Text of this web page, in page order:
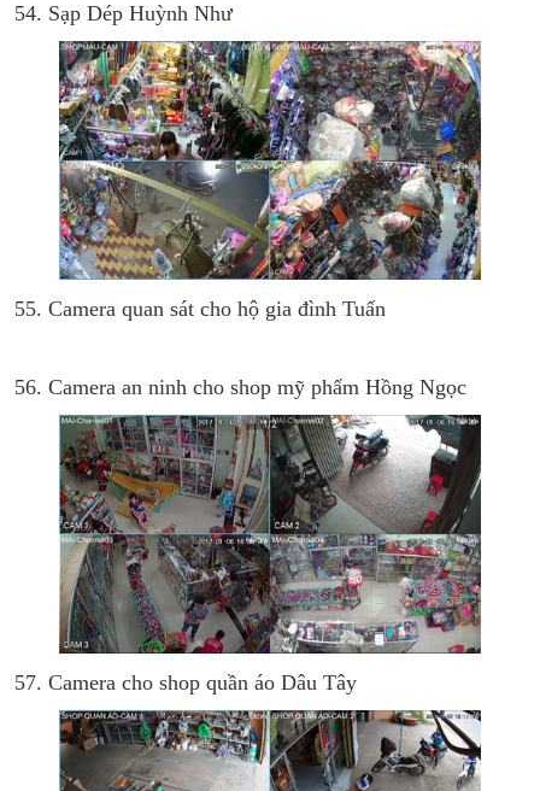
54. Sạp Dép Huỳnh Như
55. Camera quan sát cho hộ gia đình Tuấn
56. Camera an ninh cho shop mỹ phẩm Hồng Ngọc
57. Camera cho shop quần áo Dâu Tây